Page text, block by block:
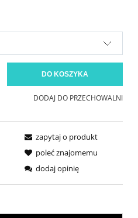
DO KOSZYKA
DODAJ DO PRZECHOWALNI
zapytaj o produkt
poleć znajomemu
dodaj opinię